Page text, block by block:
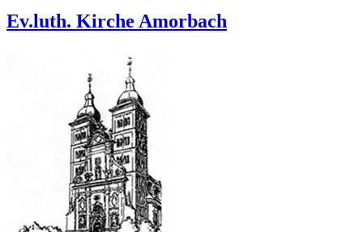
Ev.luth. Kirche Amorbach